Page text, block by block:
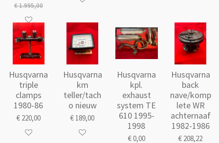
€ 1.995,00
Husqvarna
triple
clamps
1980-86
€ 220,00
Husqvarna
km
teller/tach
o nieuw
€ 189,00
Husqvarna
kpl.
exhaust
system TE
610 1995-
1998
€ 0,00
Husqvarna
back
nave/komp
lete WR
achternaaf
1982-1986
€ 208,22